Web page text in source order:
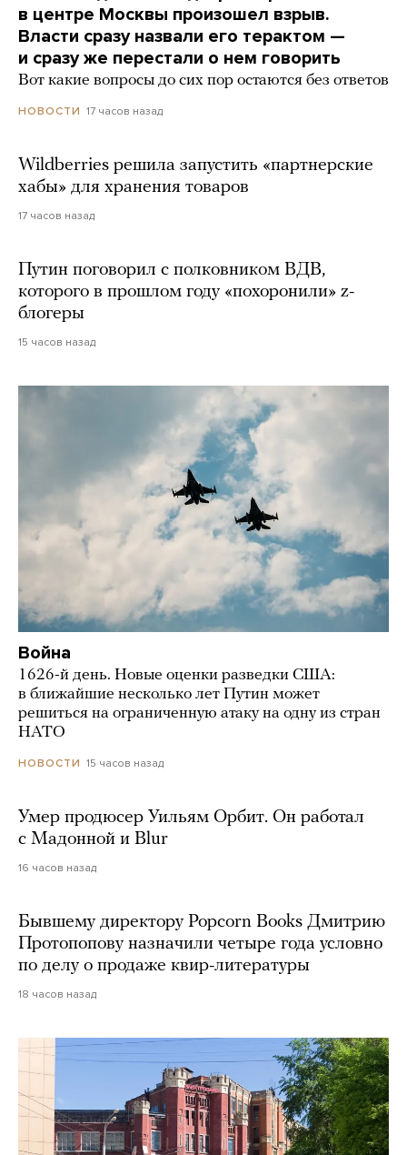
в центре Москвы произошел взрыв.
Власти сразу назвали его терактом —
и сразу же перестали о нем говорить
Вот какие вопросы до сих пор остаются без ответов
НОВОСТИ 17 часов назад
Wildberries решила запустить «партнерские
хабы» для хранения товаров
17 часов назад
Путин поговорил с полковником ВДВ,
которого в прошлом году «похоронили» z-
блогеры
15 часов назад
Война
1626-й день. Новые оценки разведки США:
в ближайшие несколько лет Путин может
решиться на ограниченную атаку на одну из стран
НАТО
НОВОСТИ 15 часов назад
Умер продюсер Уильям Орбит. Он работал
с Мадонной и Blur
16 часов назад
Бывшему директору Popcorn Books Дмитрию
Протопопову назначили четыре года условно
по делу о продаже квир-литературы
18 часов назад